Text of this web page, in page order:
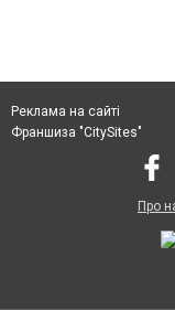
Реклама на сайті
Франшиза "CitySites"
Про